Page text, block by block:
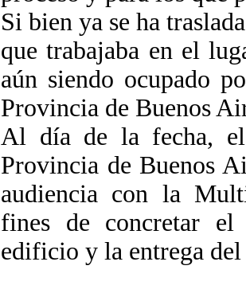
Si bien ya se ha
que trabajaba en el
aún siendo ocupado
Provincia de Buenos
Al día de la fecha,
Provincia de Buenos
audiencia con la
fines de concretar
edificio y la entrega